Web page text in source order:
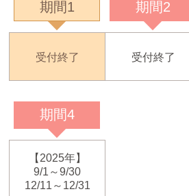
期間1 期間2
受付終了 受付終了
期間4
【2025年】
9/1～9/30
12/11～12/31